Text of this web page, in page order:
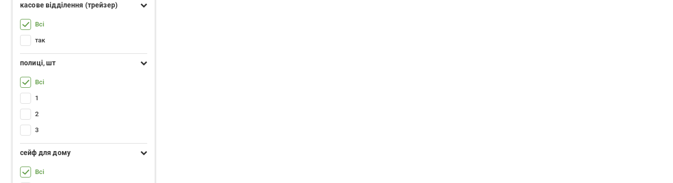
касове відділення (трейзер)
Всі
так
полиці, шт
Всі
1
2
3
сейф для дому
Всі